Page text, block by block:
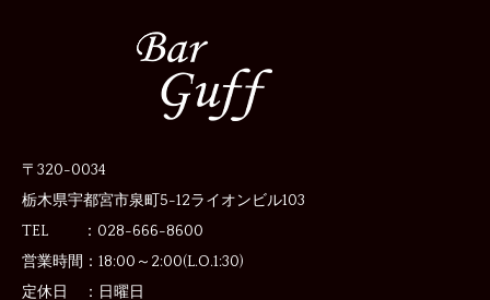
〒320-0034
栃木県宇都宮市泉町5-12ライオンビル103
TEL ：028-666-8600
営業時間： 18:00～2:00(L.O.1:30)
定休日 ： 日曜日